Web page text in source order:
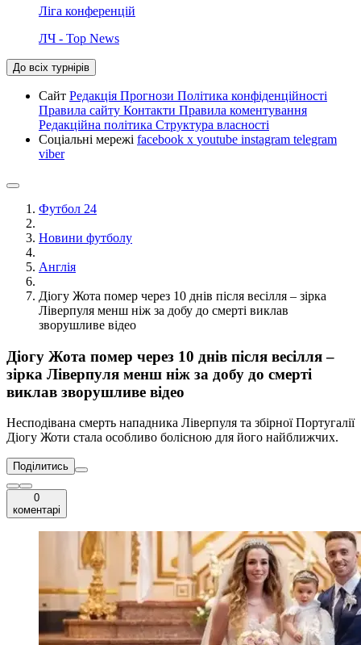
Ліга конференцій
ЛЧ - Top News
До всіх турнірів
Сайт Редакція Прогнози Політика конфіденційності
Правила сайту Контакти Правила коментування
Редакційна політика Структура власності
Соціальні мережі facebook x youtube instagram telegram
viber
Футбол 24
Новини футболу
Англія
Діогу Жота помер через 10 днів після весілля – зірка
Ліверпуля менш ніж за добу до смерті виклав
зворушливе відео
Діогу Жота помер через 10 днів після весілля –
зірка Ліверпуля менш ніж за добу до смерті
виклав зворушливе відео
Несподівана смерть нападника Ліверпуля та збірної Португалії
Діогу Жоти стала особливо болісною для його найближчих.
Поділитись
0
коментарі